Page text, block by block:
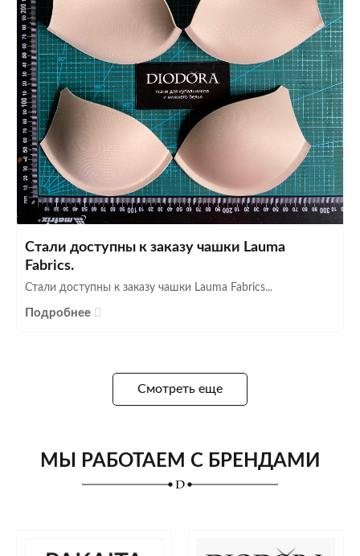
Стали доступны к заказу чашки Lauma
Fabrics.
Стали доступны к заказу чашки Lauma Fabrics...
Подробнее
Смотреть еще
МЫ РАБОТАЕМ С БРЕНДАМИ